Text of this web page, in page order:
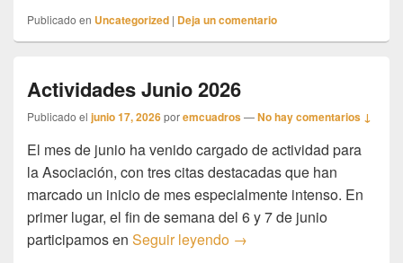
Publicado en Uncategorized | Deja un comentario
Actividades Junio 2026
Publicado el junio 17, 2026poremcuadros—No hay comentarios ↓
El mes de junio ha venido cargado de actividad para
la Asociación, con tres citas destacadas que han
marcado un inicio de mes especialmente intenso. En
primer lugar, el fin de semana del 6 y 7 de junio
participamos en Seguir leyendo Actividades Junio 2026
→